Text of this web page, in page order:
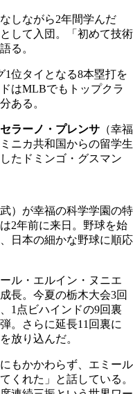
しながら2年間学んだ
して入団。「初めて技術
る。
1位タイとなる8本塁打を
はMLBでもトップクラ
ある。
ラーノ・プレンサ （幸福
ニカ共和国からの留学生
たドミンゴ・グスマン
）が幸福の科学学園の特
2年前に来日。野球を始
日本の細かな野球に順応
ル・エルイン・ヌニエ
長。今夏の栃木大会3回
1点ビハインドの9回裏
。さらに延長11回裏に
放り込んだ。
もかかわらず、エミール
くれた」と話している。